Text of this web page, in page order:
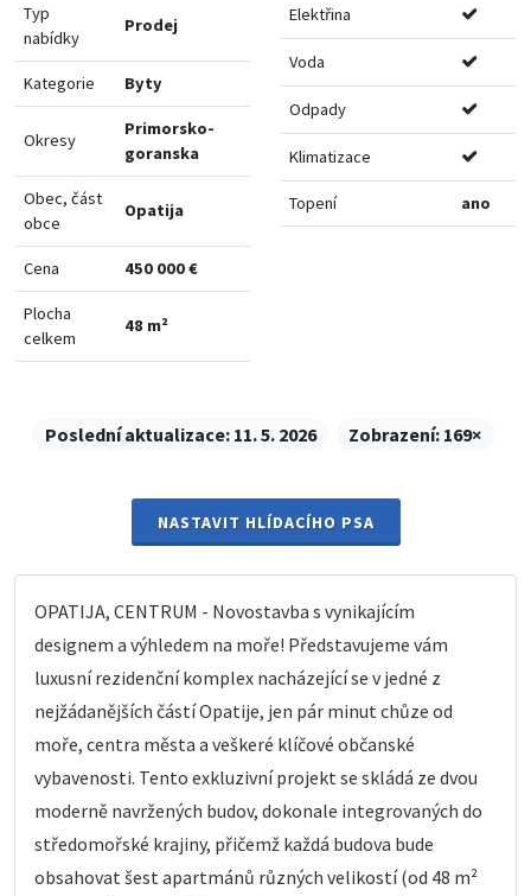
Typ
nabídky
Prodej
Kategorie Byty
Okresy
Primorsko-
goranska
Obec, část
obce
Opatija
Cena 450 000 €
Plocha
celkem
48 m²
Elektřina
Voda
Odpady
Klimatizace
Topení ano
Poslední aktualizace: 11. 5. 2026 Zobrazení: 169×
NASTAVIT HLÍDACÍHO PSA
OPATIJA, CENTRUM - Novostavba s vynikajícím
designem a výhledem na moře! Představujeme vám
luxusní rezidenční komplex nacházející se v jedné z
nejžádanějších částí Opatije, jen pár minut chůze od
moře, centra města a veškeré klíčové občanské
vybavenosti. Tento exkluzivní projekt se skládá ze dvou
moderně navržených budov, dokonale integrovaných do
středomořské krajiny, přičemž každá budova bude
obsahovat šest apartmánů různých velikostí (od 48 m²